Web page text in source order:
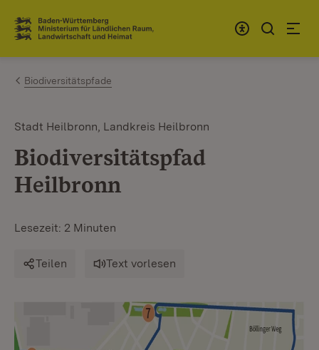
Zum Inhalt springen
Link zur Startseite
Biodiversitätspfade
Stadt Heilbronn, Landkreis Heilbronn
Biodiversitätspfad
Heilbronn
Lesezeit: 2 Minuten
Teilen Text vorlesen